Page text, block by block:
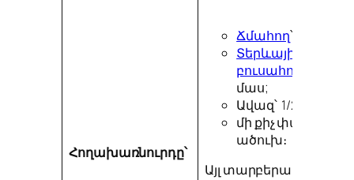
Հողախառնուրդը՝
Ճմահող՝ 1 մաս;
Տերևային
բուսահող
մաս;
Ավազ՝ 1/2 մաս;
մի քիչ փայտի
ածուխ։
Այլ տարբերակ․